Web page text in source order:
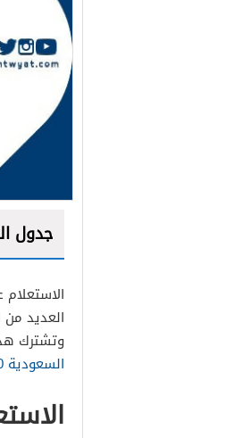
جدول
العديد من
وتشترك
السعودية 2030